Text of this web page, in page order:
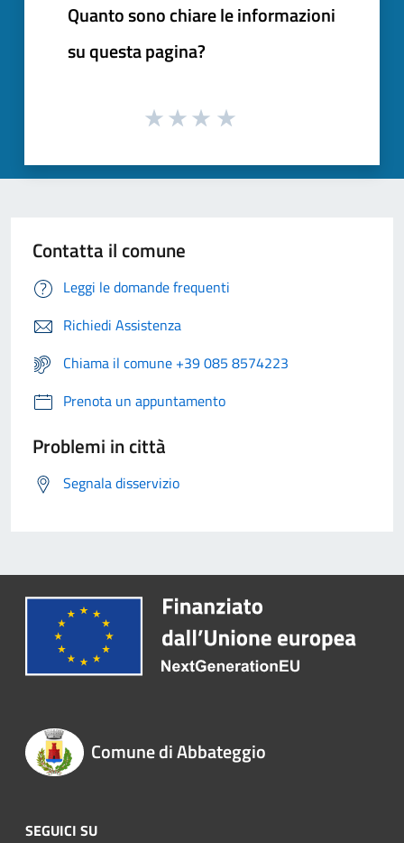
Quanto sono chiare le informazioni
su questa pagina?
Contatta il comune
Leggi le domande frequenti
Richiedi Assistenza
Chiama il comune +39 085 8574223
Prenota un appuntamento
Problemi in città
Segnala disservizio
Comune di Abbateggio
SEGUICI SU